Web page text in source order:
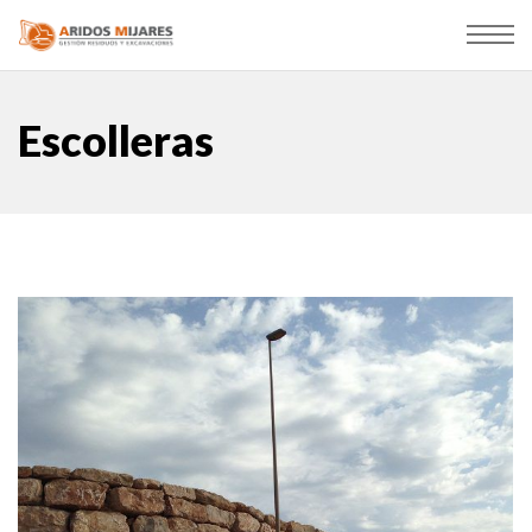
Escolleras